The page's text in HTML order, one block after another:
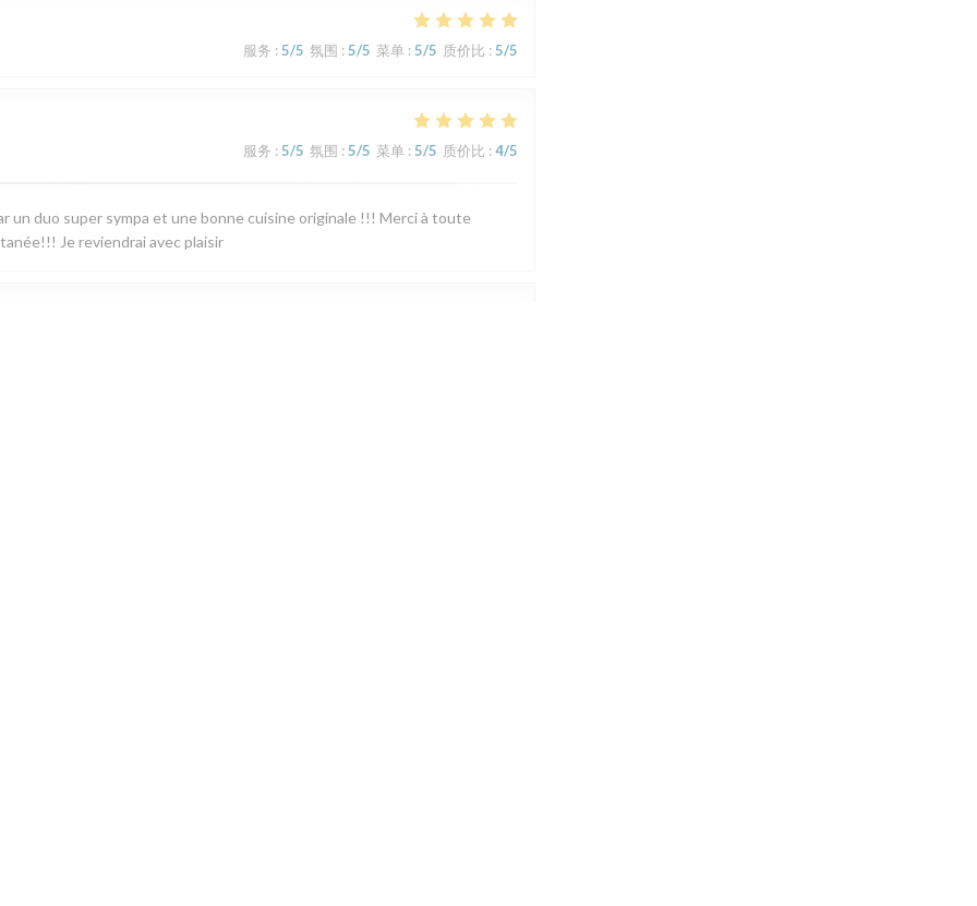
服务 : 5/5 氛围 : 5/5 菜单 : 5/5 质价比 : 5/5
服务 : 5/5 氛围 : 5/5 菜单 : 5/5 质价比 : 4/5
un duo super sympa et une bonne cuisine originale !!! Merci à toute
Je reviendrai avec plaisir